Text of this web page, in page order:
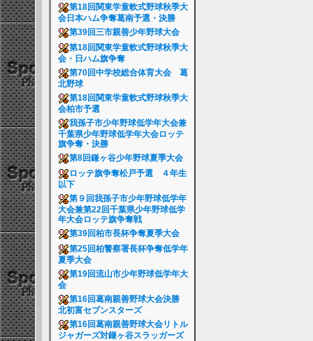
第18回関東学童軟式野球秋季大
会日本ハム争奪葛南予選・決勝
第39回三市親善少年野球大会
第18回関東学童軟式野球秋季大
会・日ハム旗争奪
第70回中学校総合体育大会 葛
北野球
第18回関東学童軟式野球秋季大
会柏市予選
我孫子市少年野球低学年大会兼
千葉県少年野球低学年大会ロッテ
旗争奪・決勝
第8回鎌ヶ谷少年野球夏季大会
ロッテ旗争奪松戸予選 ４年生
以下
第９回我孫子市少年野球低学年
大会兼第22回千葉県少年野球低学
年大会ロッテ旗争奪戦
第39回柏市長杯争奪夏季大会
第25回柏警察署長杯争奪低学年
夏季大会
第19回流山市少年野球低学年大
会
第16回葛南親善野球大会決勝
北初富セブンスターズ
第16回葛南親善野球大会リトル
ジャガーズ対鎌ヶ谷スラッガーズ